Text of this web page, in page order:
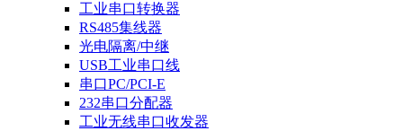
工业串口转换器
RS485集线器
光电隔离/中继
USB工业串口线
串口PC/PCI-E
232串口分配器
工业无线串口收发器